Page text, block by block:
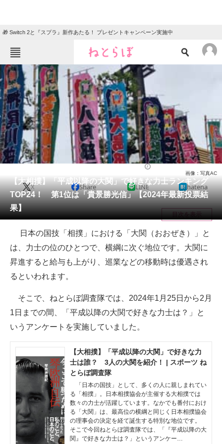
🎁 Switch 2と『スプラ』新作あたる！ プレゼントキャンペーン実施中
ねとらぼメニュー
TOP ニュース
エンタメ クイズ
グルメ 地域
住まい 教育・育児
動物 リサーチ
会員記事
メディア
注目記事を集めた総合ページ
ITの今と未来を見通す
スマホと通信の最新トレンド
好きが集まる 比べて選べる
ビジネスと働き方のヒント
AI活用のいまが分かる
企業ITのトレンドを詳説
経営リーダーのコミュニティ
マーケ×ITの今がよく分かる
ITエンジニア向け専門サイト
【大相撲】「平成以降の大関」で好きな力士ランキング
TOP24！ 第1位は「貴景勝光信」【2024年最新投票結
果】
画像：写真AC
X Share LINE hatena
目次を表示
日本の国技「相撲」における「大関（おおぜき）」と
は、力士の位のひとつで、横綱に次ぐ地位です。大関に
昇進すると給与も上がり、巡業などの移動時は優遇され
るといわれます。
そこで、ねとらぼ調査隊では、2024年1月25日から2月
1日までの間、「平成以降の大関で好きな力士は？」と
いうアンケートを実施していました。
【大相撲】「平成以降の大関」で好きな力
士は誰？ 3人の大関を紹介！ | スポーツ ね
とらぼ調査隊
「日本の国技」として、多くの人に親しまれてい
る「相撲」。日本相撲協会が主催する大相撲では
数々の力士が活躍しています。なかでも番付におけ
る「大関」は、最高位の横綱と同じく日本相撲協会
の理事会の決定を経て誕生する特別な地位です。
そこで今回ねとらぼ調査隊では、「『平成以降の大
関』で好きな力士は？」というアンケー…